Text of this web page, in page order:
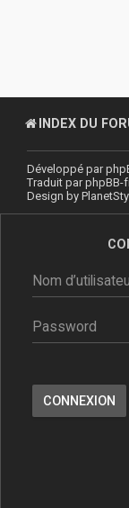
INDEX DU
Développé par
Traduit parphpBB-
Design by